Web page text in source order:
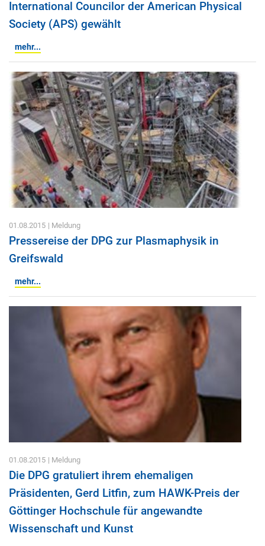
International Councilor der American Physical
Society (APS) gewählt
mehr...
01.08.2015 | Meldung
Pressereise der DPG zur Plasmaphysik in
Greifswald
mehr...
01.08.2015 | Meldung
Die DPG gratuliert ihrem ehemaligen
Präsidenten, Gerd Litfin, zum HAWK-Preis der
Göttinger Hochschule für angewandte
Wissenschaft und Kunst